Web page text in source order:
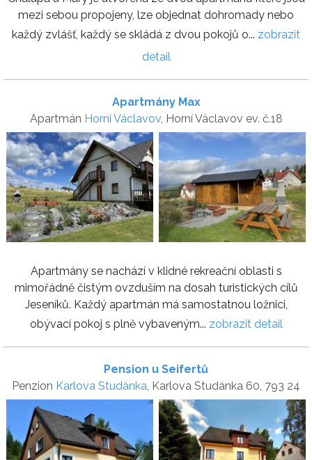
mezi sebou propojeny, lze objednat dohromady nebo
každý zvlášť, každý se skládá z dvou pokojů o... zobrazit
detail
Apartmány Max
Apartmán Horní Václavov, Horní Václavov ev. č.18
Apartmány se nachází v klidné rekreační oblasti s
mimořádně čistým ovzduším na dosah turistických cílů
Jeseníků. Každý apartmán má samostatnou ložnici,
obývací pokoj s plně vybaveným... zobrazit detail
Pension u Seifertů
Penzion Karlova Studánka, Karlova Studánka 60, 793 24